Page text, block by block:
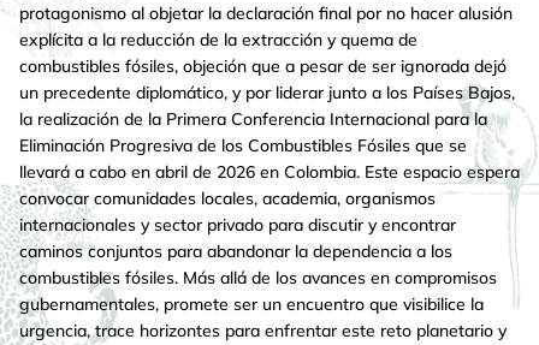
protagonismo al objetar la declaración final por no hacer alusión
explícita a la reducción de la extracción y quema de
combustibles fósiles, objeción que a pesar de ser ignorada dejó
un precedente diplomático, y por liderar junto a los Países Bajos,
la realización de la Primera Conferencia Internacional para la
Eliminación Progresiva de los Combustibles Fósiles que se
llevará a cabo en abril de 2026 en Colombia. Este espacio espera
convocar comunidades locales, academia, organismos
internacionales y sector privado para discutir y encontrar
caminos conjuntos para abandonar la dependencia a los
combustibles fósiles. Más allá de los avances en compromisos
gubernamentales, promete ser un encuentro que visibilice la
urgencia, trace horizontes para enfrentar este reto planetario y